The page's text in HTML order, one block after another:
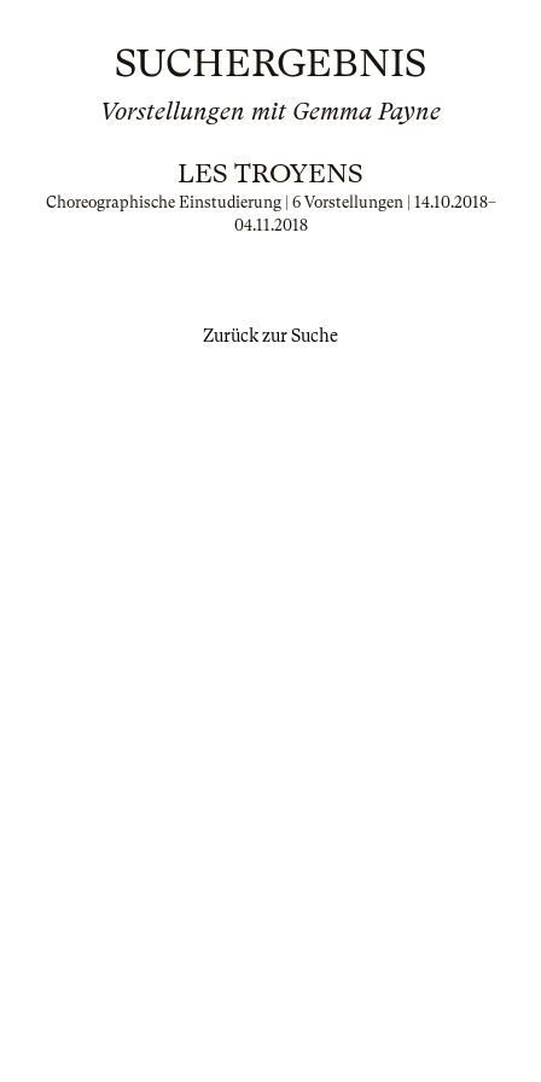
SUCHERGEBNIS
Vorstellungen mit Gemma Payne
LES TROYENS
Choreographische Einstudierung | 6 Vorstellungen | 14.10.2018–
04.11.2018
Zurück zur Suche